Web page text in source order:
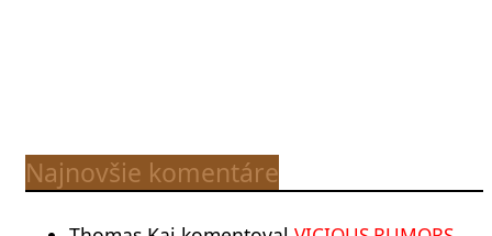
Najnovšie komentáre